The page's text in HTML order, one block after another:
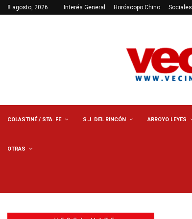
8 agosto, 2026 Interés General Horóscopo Chino Sociales
COLASTINÉ / STA. FE S.J. DEL RINCÓN ARROYO LEYES
OTRAS